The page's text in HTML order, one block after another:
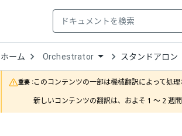
ホーム Open
Dropdown
to
choose
product
Orchestrator スタンドアロン
重要 :このコンテンツの一部は機械翻訳によって処
新しいコンテンツの翻訳は、およそ 1 ～ 2 週間